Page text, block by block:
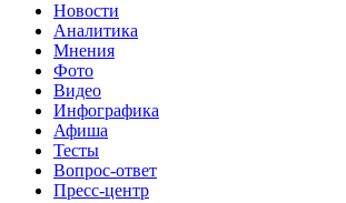
Новости
Аналитика
Мнения
Фото
Видео
Инфографика
Афиша
Тесты
Вопрос-ответ
Пресс-центр